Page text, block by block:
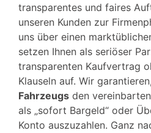
transparentes und faires
unseren Kunden zur
uns über einen
setzen Ihnen als seriöser
transparenten Kaufvertrag
Klauseln auf. Wir
Fahrzeugs den
als „sofort Bargeld“ oder
Konto auszuzahlen. Ganz